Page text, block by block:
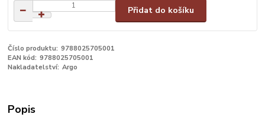
Přidat do košíku
Číslo produktu: 9788025705001
EAN kód: 9788025705001
Nakladatelství: Argo
Popis